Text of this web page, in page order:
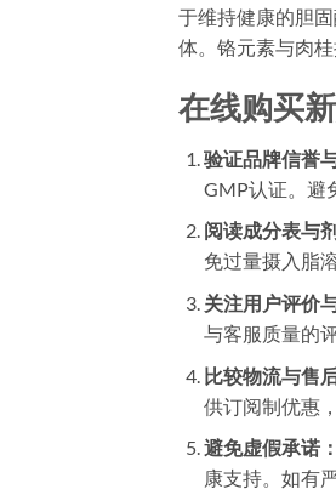
于维持健康的胆
体。铬元素与肉
在线购买
验证品牌信誉
GMP认证。避
阅读成分表与
免过量摄入脂
关注用户评价
与客服质量的
比较物流与售
供订阅制优惠
避免虚假承诺：
康支持。如有